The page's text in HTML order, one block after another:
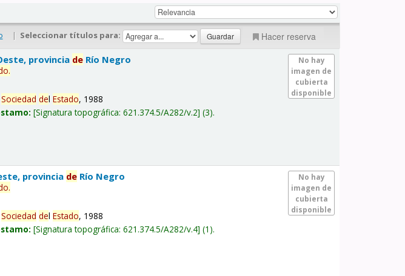
| Seleccionar títulos para: Hacer reserva
No hay
imagen de
cubierta
disponible
provincia de Río Negro
.
Sociedad delEstado, 1988
Signatura topográfica:621.374.5/A282/v.2 (3).
No hay
imagen de
cubierta
disponible
provincia de Río Negro
.
Sociedad delEstado, 1988
Signatura topográfica:621.374.5/A282/v.4 (1).